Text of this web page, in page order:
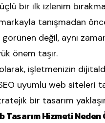
bir ilk izlenim
tanışmadan
değil, aynı
önem taşır.
işletmenizin
uyumlu web siteleri
bir tasarım
Tasarım Hizmeti Neden